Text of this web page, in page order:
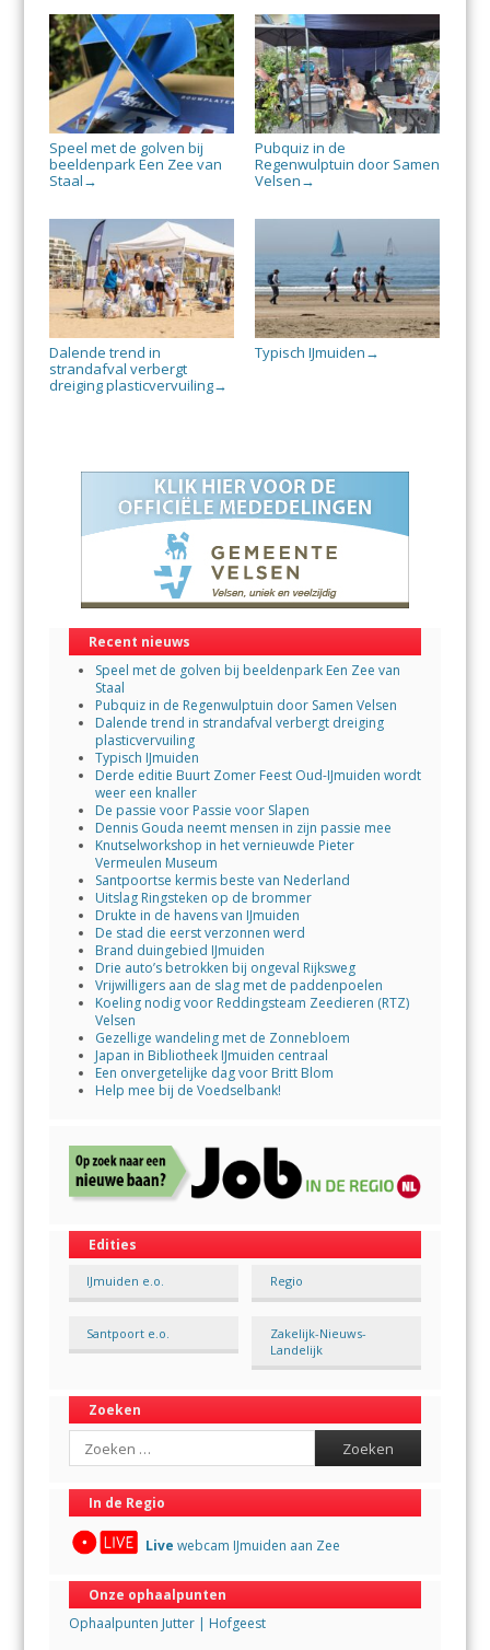
Speel met de golven bij
beeldenpark Een Zee van
Staal →
Pubquiz in de
Regenwulptuin door Samen
Velsen →
Dalende trend in
strandafval verbergt
dreiging plasticvervuiling→
Typisch IJmuiden →
Recent nieuws
Speel met de golven bij beeldenpark Een Zee van
Staal
Pubquiz in de Regenwulptuin door Samen Velsen
Dalende trend in strandafval verbergt dreiging
plasticvervuiling
Typisch IJmuiden
Derde editie Buurt Zomer Feest Oud-IJmuiden wordt
weer een knaller
De passie voor Passie voor Slapen
Dennis Gouda neemt mensen in zijn passie mee
Knutselworkshop in het vernieuwde Pieter
Vermeulen Museum
Santpoortse kermis beste van Nederland
Uitslag Ringsteken op de brommer
Drukte in de havens van IJmuiden
De stad die eerst verzonnen werd
Brand duingebied IJmuiden
Drie auto’s betrokken bij ongeval Rijksweg
Vrijwilligers aan de slag met de paddenpoelen
Koeling nodig voor Reddingsteam Zeedieren (RTZ)
Velsen
Gezellige wandeling met de Zonnebloem
Japan in Bibliotheek IJmuiden centraal
Een onvergetelijke dag voor Britt Blom
Help mee bij de Voedselbank!
Edities
IJmuiden e.o. Regio
Santpoort e.o.
Zakelijk-Nieuws-
Landelijk
Zoeken
Search
In de Regio
Live webcam IJmuiden aan Zee
Onze ophaalpunten
Ophaalpunten Jutter | Hofgeest